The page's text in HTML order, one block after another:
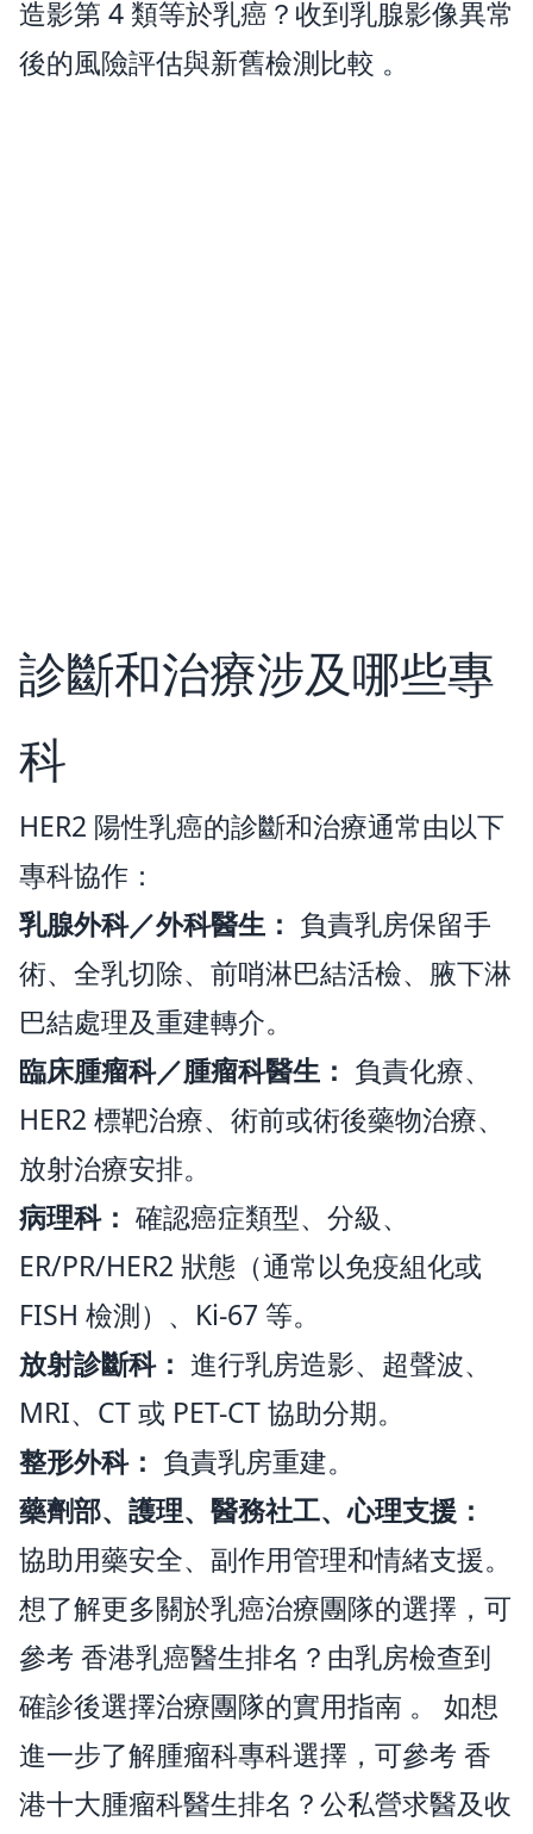
造影第 4 類等於乳癌？收到乳腺影像異常
後的風險評估與新舊檢測比較 。
診斷和治療涉及哪些專
科
HER2 陽性乳癌的診斷和治療通常由以下
專科協作：
乳腺外科／外科醫生： 負責乳房保留手
術、全乳切除、前哨淋巴結活檢、腋下淋
巴結處理及重建轉介。
臨床腫瘤科／腫瘤科醫生： 負責化療、
HER2 標靶治療、術前或術後藥物治療、
放射治療安排。
病理科： 確認癌症類型、分級、
ER/PR/HER2 狀態（通常以免疫組化或
FISH 檢測）、Ki-67 等。
放射診斷科： 進行乳房造影、超聲波、
MRI、CT 或 PET-CT 協助分期。
整形外科： 負責乳房重建。
藥劑部、護理、醫務社工、心理支援：
協助用藥安全、副作用管理和情緒支援。
想了解更多關於乳癌治療團隊的選擇，可
參考 香港乳癌醫生排名？由乳房檢查到
確診後選擇治療團隊的實用指南 。 如想
進一步了解腫瘤科專科選擇，可參考 香
港十大腫瘤科醫生排名？公私營求醫及收